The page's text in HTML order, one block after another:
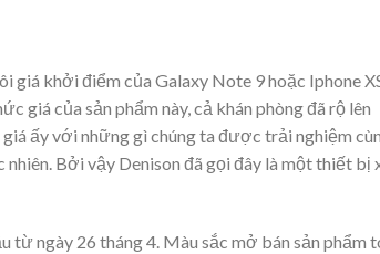
giá khởi điểm của Galaxy Note 9 hoặc Iphone
giá của sản phẩm này, cả khán phòng đã rộ lên
ấy với những gì chúng ta được trải nghiệm
Bởi vậy Denison đã gọi đây là một thiết bị
ngày 26 tháng 4. Màu sắc mở bán sản phẩm